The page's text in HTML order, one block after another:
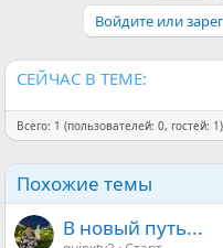
Войдите или
СЕЙЧАС В ТЕМЕ:
Всего: 1 (пользователей: 0, гостей: 1)
Похожие темы
В новый путь...